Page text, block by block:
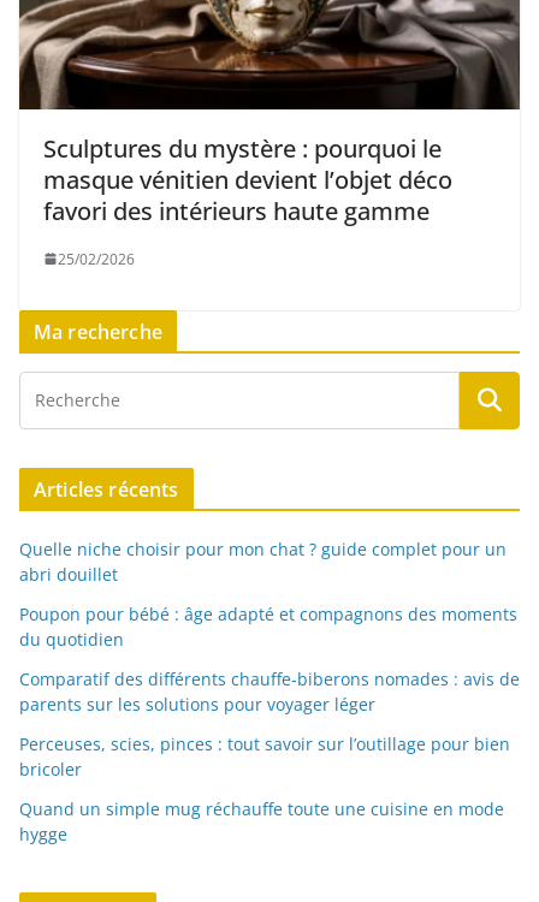
Sculptures du mystère : pourquoi le
masque vénitien devient l’objet déco
favori des intérieurs haute gamme
25/02/2026
Ma recherche
Articles récents
Quelle niche choisir pour mon chat ? guide complet pour un
abri douillet
Poupon pour bébé : âge adapté et compagnons des moments
du quotidien
Comparatif des différents chauffe-biberons nomades : avis de
parents sur les solutions pour voyager léger
Perceuses, scies, pinces : tout savoir sur l’outillage pour bien
bricoler
Quand un simple mug réchauffe toute une cuisine en mode
hygge